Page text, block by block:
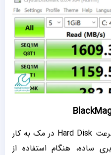
این نرم افزار برای چک کردن سرعت Hard Disk در مک به کار
ساده، هنگام استفاده از